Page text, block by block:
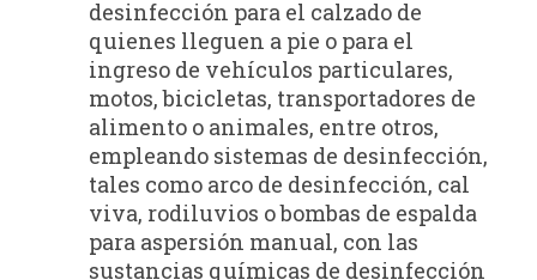
desinfección para el calzado de
quienes lleguen a pie o para el
ingreso de vehículos particulares,
motos, bicicletas, transportadores de
alimento o animales, entre otros,
empleando sistemas de desinfección,
tales como arco de desinfección, cal
viva, rodiluvios o bombas de espalda
para aspersión manual, con las
sustancias químicas de desinfección